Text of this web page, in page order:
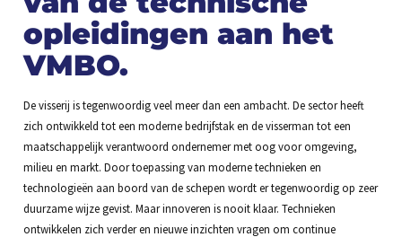
opleidingen aan het
VMBO.
De visserij is tegenwoordig veel meer dan een ambacht. De sector heeft
zich ontwikkeld tot een moderne bedrijfstak en de visserman tot een
maatschappelijk verantwoord ondernemer met oog voor omgeving,
milieu en markt. Door toepassing van moderne technieken en
technologieën aan boord van de schepen wordt er tegenwoordig op zeer
duurzame wijze gevist. Maar innoveren is nooit klaar. Technieken
ontwikkelen zich verder en nieuwe inzichten vragen om continue